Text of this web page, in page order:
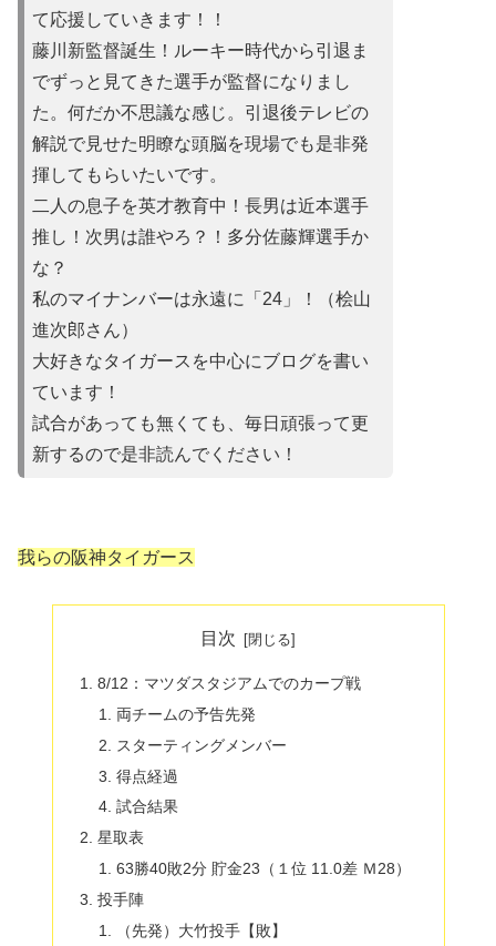
て応援していきます！！
藤川新監督誕生！ルーキー時代から引退ま
でずっと見てきた選手が監督になりまし
た。何だか不思議な感じ。引退後テレビの
解説で見せた明瞭な頭脳を現場でも是非発
揮してもらいたいです。
二人の息子を英才教育中！長男は近本選手
推し！次男は誰やろ？！多分佐藤輝選手か
な？
私のマイナンバーは永遠に「24」！（桧山
進次郎さん）
大好きなタイガースを中心にブログを書い
ています！
試合があって も無くても、毎日頑張って更
新するので是非読んでください！
我らの阪神タイガース
目次
8/12：マツダスタジアムでのカープ戦
両チームの予告先発
スターティングメンバー
得点経過
試合結果
星取表
63勝40敗2分 貯金23（１位 11.0差 Ｍ28）
投手陣
（先発）大竹投手【敗】